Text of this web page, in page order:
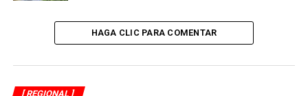
HAGA CLIC PARA COMENTAR
[ REGIONAL ]